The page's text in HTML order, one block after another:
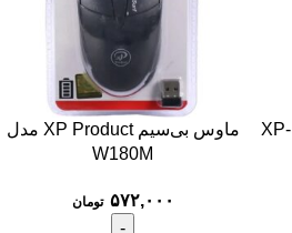
موس بیسیم ایکس پی مدل XP-
ماوس بی‌سیم XP Product مدل
W180M
۵۷۲,۰۰۰ تومان